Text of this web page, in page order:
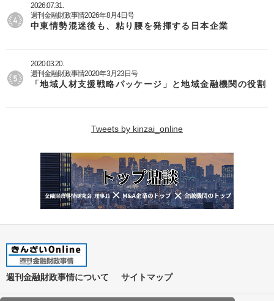
2026.07.31.
週刊金融財政事情2026年8月4日号
中東情勢混迷後も、粘り腰を発揮する日本企業
2020.03.20.
週刊金融財政事情2020年3月23日号
「地域人材支援戦略パッケージ」と地域金融機関の役割
Tweets by kinzai_online
週刊金融財政事情について サイトマップ